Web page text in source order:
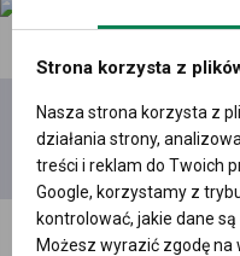
Dodaj
film
Strona korzysta z
Nasza strona korzysta z
działania strony,
treści i reklam do Twoich
Google, korzystamy z
kontrolować, jakie dane
Możesz wyrazić zgodę